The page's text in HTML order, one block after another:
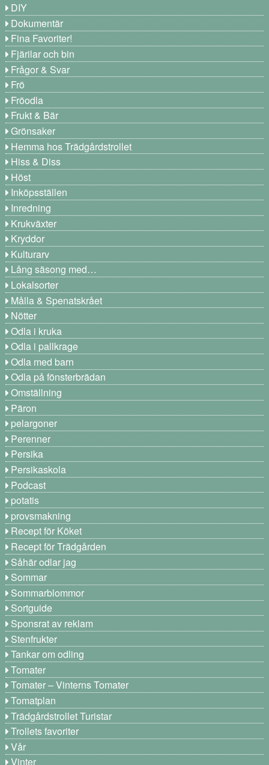
DIY
Dokumentär
Fina Favoriter!
Fjärilar och bin
Frågor & Svar
Frö
Fröodla
Frukt & Bär
Grönsaker
Hemma hos Trädgårdstrollet
Hiss & Diss
Höst
Inköpsställen
Inredning
Krukväxter
Kryddor
Kulturarv
Lång säsong med…
Lokalsorter
Målla & Spenatskrået
Nötter
Odla i kruka
Odla i pallkrage
Odla med barn
Odla på fönsterbrädan
Omställning
Päron
pelargoner
Perenner
Persika
Persikaskola
Podcast
potatis
provsmakning
Recept för Köket
Recept för Trädgården
Såhär odlar jag
Sommar
Sommarblommor
Sortguide
Sponsrat av reklam
Stenfrukter
Tankar om odling
Tomater
Tomater – Vinterns Tomater
Tomatplan
Trädgårdstrollet Turistar
Trollets favoriter
Vår
Vinter